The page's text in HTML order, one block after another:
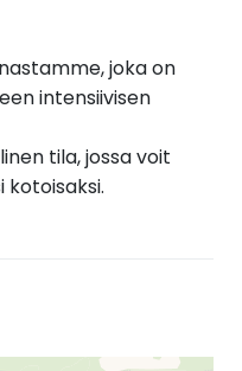
joka on
intensiivisen
tila, jossa voit